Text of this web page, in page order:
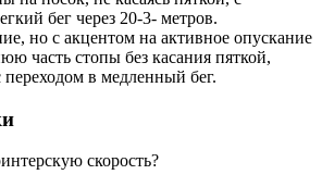
бег через 20-3- метров.
но с акцентом на активное опускание
часть стопы без касания пяткой,
переходом в медленный бег.